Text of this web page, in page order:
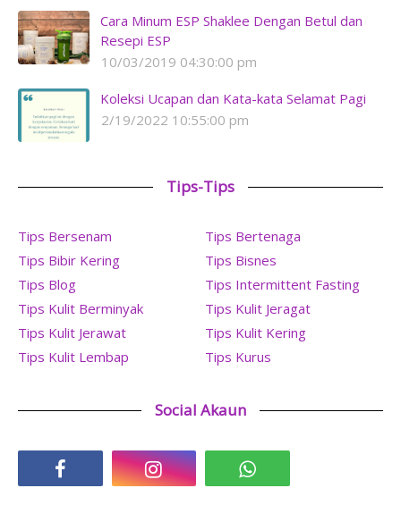
Cara Minum ESP Shaklee Dengan Betul dan
Resepi ESP
10/03/2019 04:30:00 pm
Koleksi Ucapan dan Kata-kata Selamat Pagi
2/19/2022 10:55:00 pm
Tips-Tips
Tips Bersenam
Tips Bertenaga
Tips Bibir Kering
Tips Bisnes
Tips Blog
Tips Intermittent Fasting
Tips Kulit Berminyak
Tips Kulit Jeragat
Tips Kulit Jerawat
Tips Kulit Kering
Tips Kulit Lembap
Tips Kurus
Social Akaun